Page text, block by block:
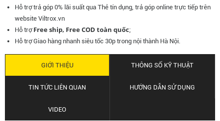
Hỗ trợ trả góp 0% lãi suất qua Thẻ tín dụng, trả góp online trực tiếp trên
website Viltrox.vn
Hỗ trợ Free ship, Free COD toàn quốc;
Hỗ trợ Giao hàng nhanh siêu tốc 30p trong nội thành Hà Nội.
GIỚI THIỆU THÔNG SỐ KỸ THUẬT
TIN TỨC LIÊN QUAN HƯỚNG DẪN SỬ DỤNG
VIDEO